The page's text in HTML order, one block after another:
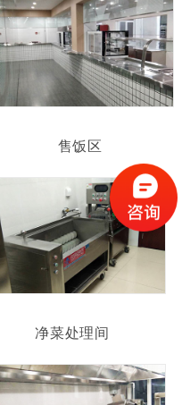
售饭区
净菜处理间